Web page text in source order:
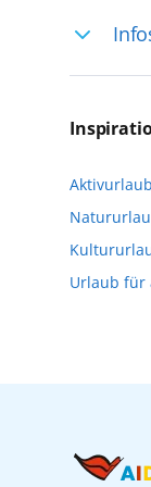
das
Urlaub für